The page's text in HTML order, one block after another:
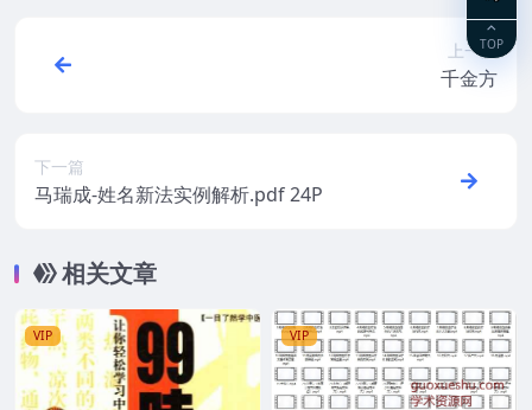
上一篇
千金方
下一篇
马瑞成-姓名新法实例解析.pdf 24P
相关文章
VIP VIP
TOP